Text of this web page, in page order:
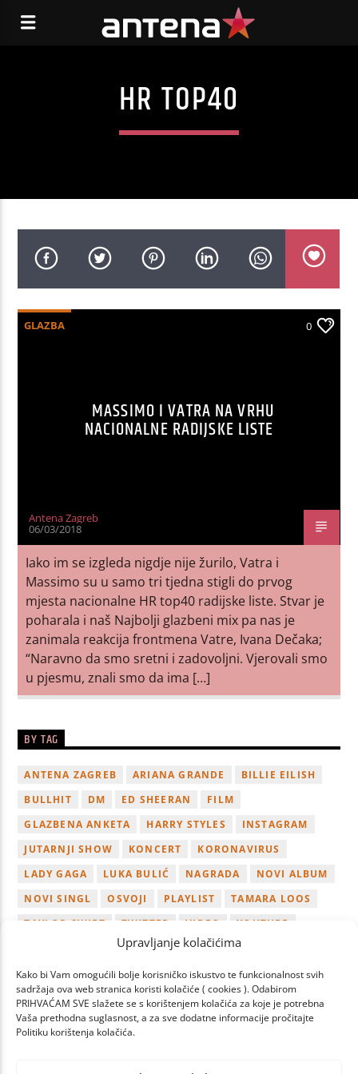
Upravljanje kolačićima
Kako bi Vam omogućili bolje korisničko iskustvo te funkcionalnost svih
sadržaja ova web stranica koristi kolačiće ( cookies ). Odabirom
PRIHVAĆAM SVE slažete se s korištenjem kolačića za koje je potrebna
Vaša prethodna suglasnost, a za sve dodatne informacije pročitajte
Politiku korištenja kolačića.
HR TOP40
GLAZBA 0
MASSIMO I VATRA NA VRHU
NACIONALNE RADIJSKE LISTE
Antena Zagreb
06/03/2018
Iako im se izgleda nigdje nije žurilo, Vatra i
Massimo su u samo tri tjedna stigli do prvog
mjesta nacionalne HR top40 radijske liste. Stvar je
poharala i naš Najbolji glazbeni mix pa nas je
zanimala reakcija frontmena Vatre, Ivana Dečaka;
“Naravno da smo sretni i zadovoljni. Vjerovali smo
u pjesmu, znali smo da ima […]
BY TAG
ANTENA ZAGREB ARIANA GRANDE
BILLIE EILISH
BULLHIT
DM ED SHEERAN
FILM
GLAZBENA ANKETA
HARRY STYLES
INSTAGRAM
JUTARNJI SHOW
KONCERT
KORONAVIRUS
LADY GAGA
LUKA BULIĆ NAGRADA
NOVI ALBUM
NOVI SINGL
OSVOJI PLAYLIST
TAMARA LOOS
TAYLOR SWIFT
TWITTER VIDEO
YOUTUBE